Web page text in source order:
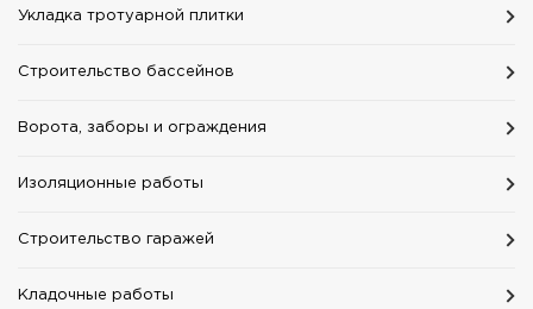
Укладка тротуарной плитки
Строительство бассейнов
Ворота, заборы и ограждения
Изоляционные работы
Строительство гаражей
Кладочные работы